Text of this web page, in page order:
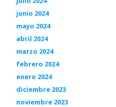
junio 2024
mayo 2024
abril 2024
marzo 2024
febrero 2024
enero 2024
diciembre 2023
noviembre 2023